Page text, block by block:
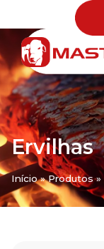
Ervilhas
Início»Produtos»